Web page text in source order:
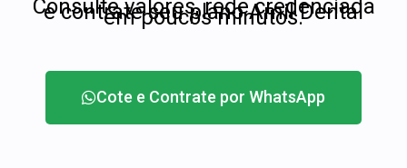
Consulte valores, rede credenciada
e contrate seu plano Amil Dental
em poucos minutos.
Cote e Contrate por WhatsApp